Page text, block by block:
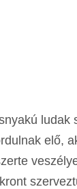
ludak
elő,